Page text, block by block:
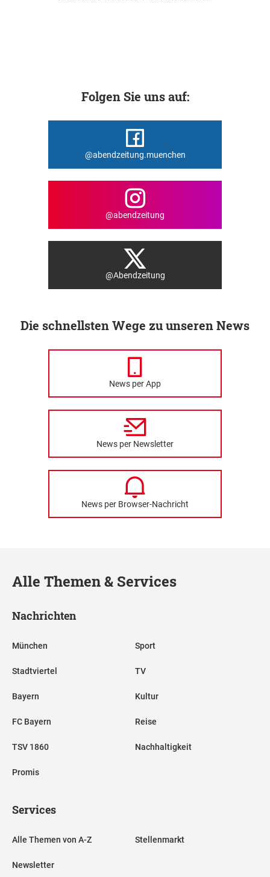
Folgen Sie uns auf:
@abendzeitung.muenchen
@abendzeitung
@Abendzeitung
Die schnellsten Wege zu unseren News
News per App
News per Newsletter
News per Browser-Nachricht
Alle Themen & Services
Nachrichten
München
Stadtviertel
Bayern
FC Bayern
TSV 1860
Promis
Sport
TV
Kultur
Reise
Nachhaltigkeit
Services
Alle Themen von A-Z
Newsletter
Stellenmarkt